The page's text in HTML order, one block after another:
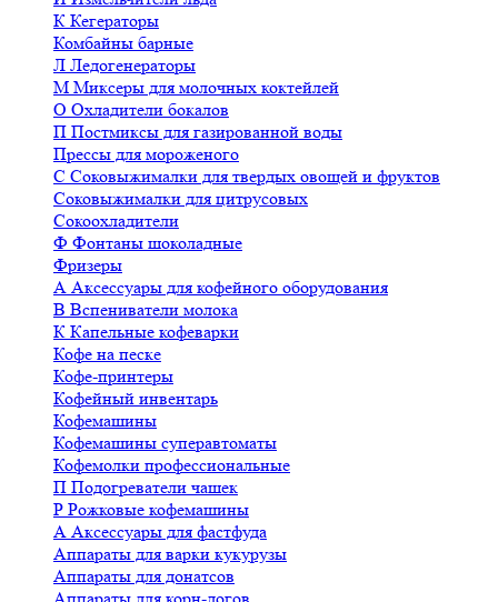
К Кегераторы
Комбайны барные
Л Ледогенераторы
М Миксеры для молочных коктейлей
О Охладители бокалов
П Постмиксы для газированной воды
Прессы для мороженого
С Соковыжималки для твердых овощей и фруктов
Соковыжималки для цитрусовых
Сокоохладители
Ф Фонтаны шоколадные
Фризеры
А Аксессуары для кофейного оборудования
В Вспениватели молока
К Капельные кофеварки
Кофе на песке
Кофе-принтеры
Кофейный инвентарь
Кофемашины
Кофемашины суперавтоматы
Кофемолки профессиональные
П Подогреватели чашек
Р Рожковые кофемашины
А Аксессуары для фастфуда
Аппараты для варки кукурузы
Аппараты для донатсов